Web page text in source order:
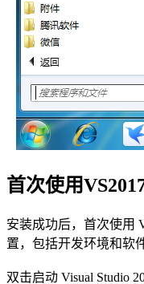
首次使用
安装成功后，首次使用
置，包括开发环境和软
双击启动 Visual Studio